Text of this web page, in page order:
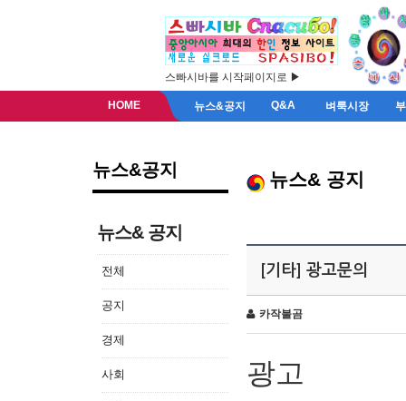
스빠시바를 시작페이지로 ▶
HOME 뉴스&공지 Q&A 벼룩시장
뉴스&공지
뉴스& 공지
전체
공지
경제
사회
뉴스& 공지
[기타] 광고문의
카작불곰
광고